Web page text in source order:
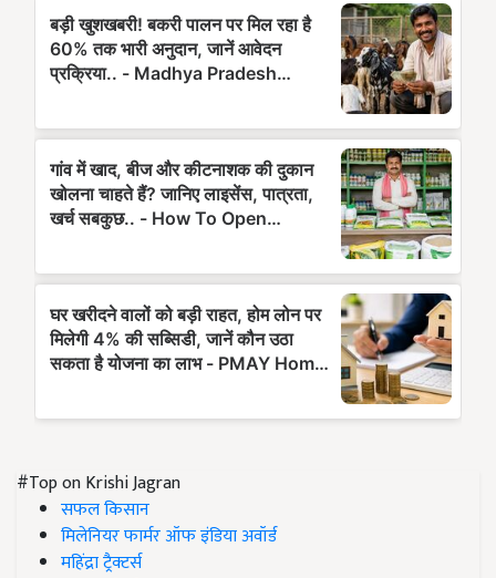
#Top on Krishi Jagran
सफल किसान
मिलेनियर फार्मर ऑफ इंडिया अवॉर्ड
महिंद्रा ट्रैक्टर्स